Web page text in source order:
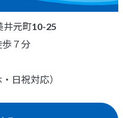
元町10-25
歩７分
日祝対応）